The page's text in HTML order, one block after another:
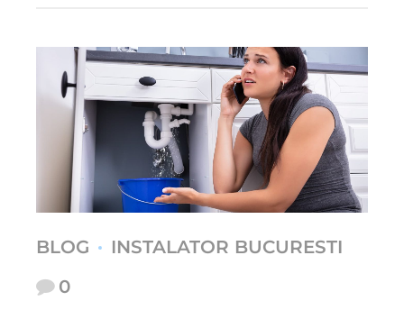
BLOG
INSTALATOR BUCURESTI
0